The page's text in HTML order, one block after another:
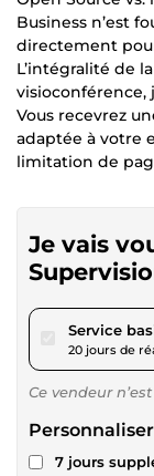
Business n’est
directement
L’intégralité de
visioconférence,
Vous recevrez
adaptée à votre
limitation de
Je vais
Service
20 jours de
Ce vendeur
7 jours